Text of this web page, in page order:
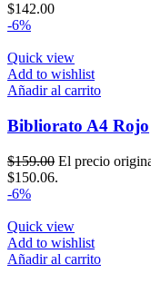
$142.00
-6%
Quick view
Add to wishlist
Añadir al carrito
Bibliorato A4 Rojo
$159.00 El precio
$150.06.
-6%
Quick view
Add to wishlist
Añadir al carrito